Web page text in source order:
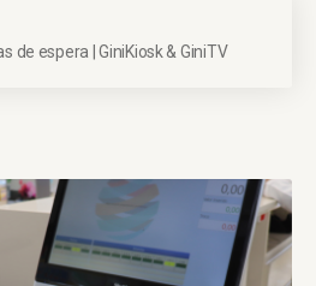
de espera | GiniKiosk & GiniTV